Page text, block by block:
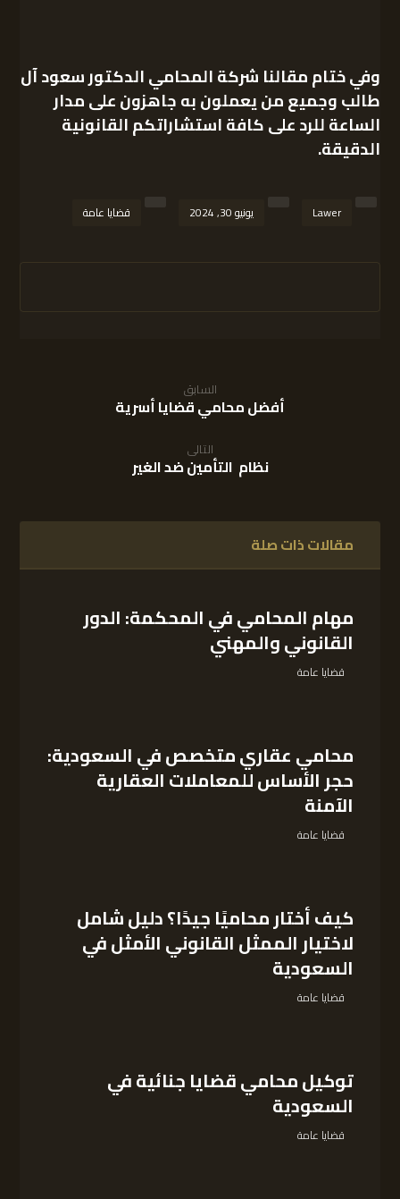
وفي ختام مقالنا شركة المحامي الدكتور سعود آل
طالبوجميع من يعملون به جاهزون على مدار
الساعة للرد على كافة استشاراتكم القانونية
الدقيقة.
Lawer يونيو 30, 2024 قضايا عامة
السابق
أفضل محامي قضايا أسرية
التالى
نظام التأمين ضد الغير
مقالات ذات صلة
مهام المحامي في المحكمة: الدور
القانوني والمهني
قضايا عامة
محامي عقاري متخصص في السعودية:
حجر الأساس للمعاملات العقارية
الآمنة
قضايا عامة
كيف أختار محاميًا جيدًا؟ دليل شامل
لاختيار الممثل القانوني الأمثل في
السعودية
قضايا عامة
توكيل محامي قضايا جنائية في
السعودية
قضايا عامة